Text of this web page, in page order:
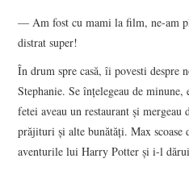
— Am fost cu mami la film, ne-am
distrat super!
În drum spre casă, îi povesti despre
Stephanie. Se înţelegeau de
fetei aveau un restaurant şi mergeau
prăjituri şi alte bunătăţi. Max
aventurile lui Harry Potter şi i-l